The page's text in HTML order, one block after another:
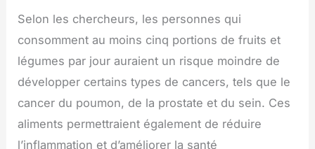
Selon les chercheurs, les personnes qui
consomment au moins cinq portions de fruits et
légumes par jour auraient un risque moindre de
développer certains types de cancers, tels que le
cancer du poumon, de la prostate et du sein. Ces
aliments permettraient également de réduire
l’inflammation et d’améliorer la santé